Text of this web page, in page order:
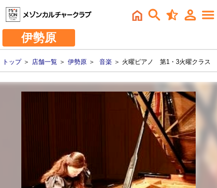
伊勢原
トップ＞ 店舗一覧 ＞ 伊勢原 ＞ 音楽 ＞ 火曜ピアノ 第1・3火曜クラス